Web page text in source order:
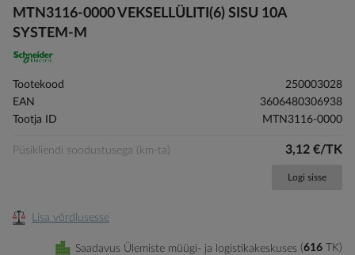
to
the
of
images
gallery
MTN3116-0000 VEKSELLÜLITI(6) SISU 10A
SYSTEM-M
Tootekood
250003028
EAN
3606480306938
Tootja ID
MTN3116-0000
Püsikliendi soodustusega (km-ta) 3,12 €/TK
Logi sisse
Lisa võrdlusesse
Saadavus Ülemiste müügi- ja logistikakeskuses 616 TK